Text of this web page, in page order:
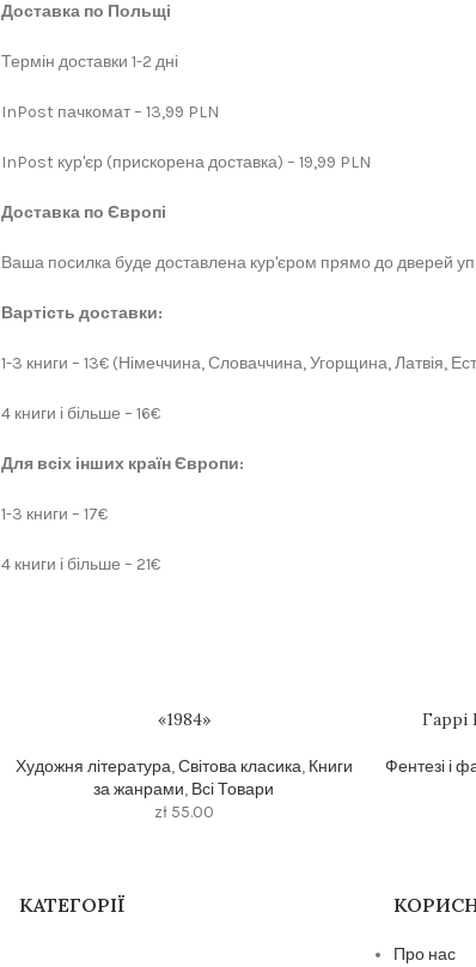
Доставка по Польщі
Термін доставки 1-2 дні
InPost пачкомат – 13,99 PLN
InPost кур'єр (прискорена доставка) – 19,99 PLN
Доставка по Європі
Ваша посилка буде доставлена кур'єром прямо до дверей
Вартість доставки:
1-3 книги – 13€ (Німеччина, Словаччина, Угорщина, Латвія,
4 книги і більше – 16€
Для всіх інших країн Європи:
1-3 книги – 17€
4 книги і більше – 21€
«1984»
Художня література,Світова класика, Книги
за жанрами, Всі Товари
zł55.00
Гаррi
Фентезі і
КАТЕГОРІЇ
Про нас